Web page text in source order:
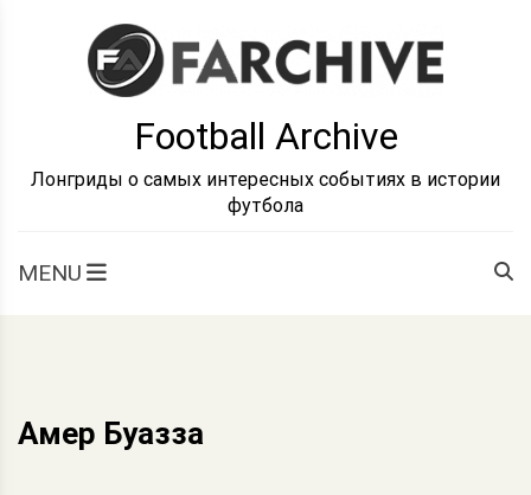
Football Archive
Лонгриды о самых интересных событиях в истории
футбола
MENU
Амер Буазза